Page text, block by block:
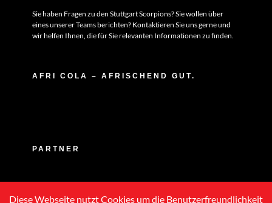
Sie haben Fragen zu den Stuttgart Scorpions? Sie wollen über
eines unserer Teams berichten? Kontaktieren Sie uns gerne und
wir helfen Ihnen, die für Sie relevanten Informationen zu finden.
AFRI COLA – AFRISCHEND GUT.
PARTNER
Diese Webseite nutzt Cookies um die Benutzerfreundlichkeit